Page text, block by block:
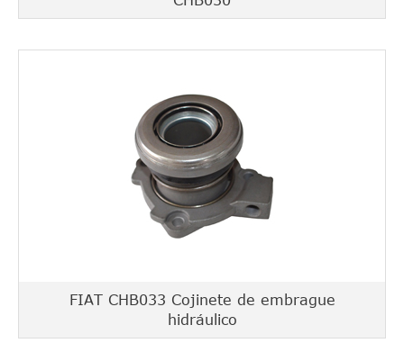
FIAT CHB033 Cojinete de embrague
hidráulico